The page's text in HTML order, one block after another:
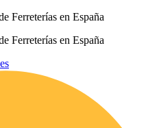
Ferreterías en España
Ferreterías en España